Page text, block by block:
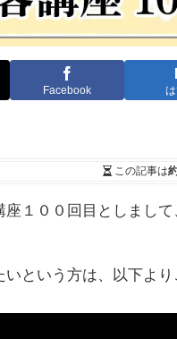
Facebook
この記事は
１００回目としまし
という方は、以下より